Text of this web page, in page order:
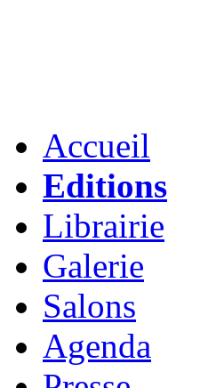
Accueil
Editions
Librairie
Galerie
Salons
Agenda